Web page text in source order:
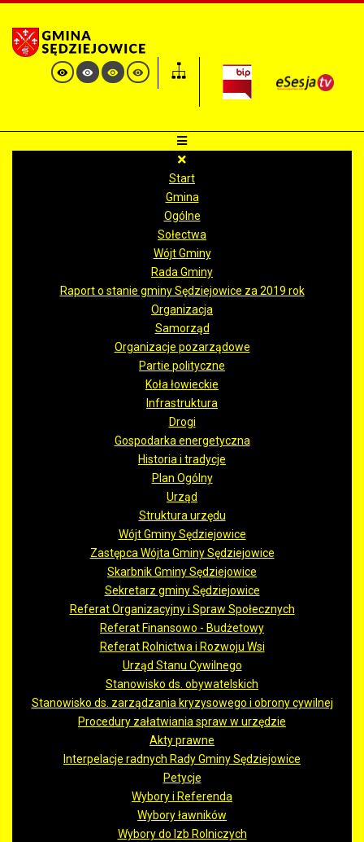
Start
Gmina
Ogólne
Sołectwa
Wójt Gminy
Rada Gminy
Raport o stanie gminy Sędziejowice za 2019 rok
Organizacja
Samorząd
Organizacje pozarządowe
Partie polityczne
Koła łowieckie
Infrastruktura
Drogi
Gospodarka energetyczna
Historia i tradycje
Plan Ogólny
Urząd
Struktura urzędu
Wójt Gminy Sędziejowice
Zastępca Wójta Gminy Sędziejowice
Skarbnik Gminy Sędziejowice
Sekretarz gminy Sędziejowice
Referat Organizacyjny i Spraw Społecznych
Referat Finansowo - Budżetowy
Referat Rolnictwa i Rozwoju Wsi
Urząd Stanu Cywilnego
Stanowisko ds. obywatelskich
Stanowisko ds. zarządzania kryzysowego i obrony cywilnej
Procedury załatwiania spraw w urzędzie
Akty prawne
Interpelacje radnych Rady Gminy Sędziejowice
Petycje
Wybory i Referenda
Wybory ławników
Wybory do Izb Rolniczych